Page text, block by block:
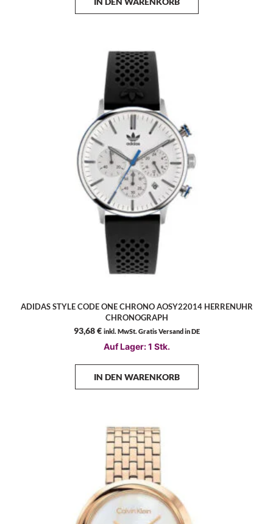
ADIDAS STYLE CODE ONE CHRONO AOSY22014 HERRENUHR
CHRONOGRAPH
93,68€ inkl. MwSt. Gratis Versand in DE
Auf Lager: 1 Stk.
IN DEN WARENKORB